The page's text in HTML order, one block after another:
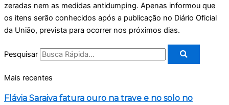
zeradas nem as medidas antidumping. Apenas informou que
os itens serão conhecidos após a publicação no Diário Oficial
da União, prevista para ocorrer nos próximos dias.
Pesquisar
Mais recentes
Flávia Saraiva fatura ouro na trave e no solo no